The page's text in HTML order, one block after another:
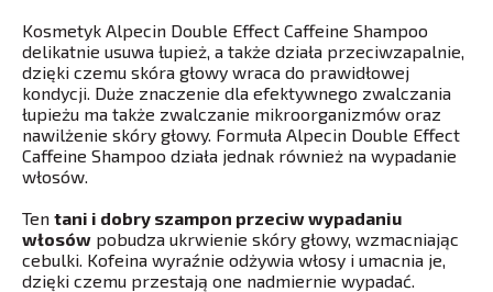
Kosmetyk Alpecin Double Effect Caffeine Shampoo
delikatnie usuwa łupież, a także działa przeciwzapalnie,
dzięki czemu skóra głowy wraca do prawidłowej
kondycji. Duże znaczenie dla efektywnego zwalczania
łupieżu ma także zwalczanie mikroorganizmów oraz
nawilżenie skóry głowy. Formuła Alpecin Double Effect
Caffeine Shampoo działa jednak również na wypadanie
włosów.
Ten tani i dobry szampon przeciw wypadaniu
włosów pobudza ukrwienie skóry głowy, wzmacniając
cebulki. Kofeina wyraźnie odżywia włosy i umacnia je,
dzięki czemu przestają one nadmiernie wypadać.